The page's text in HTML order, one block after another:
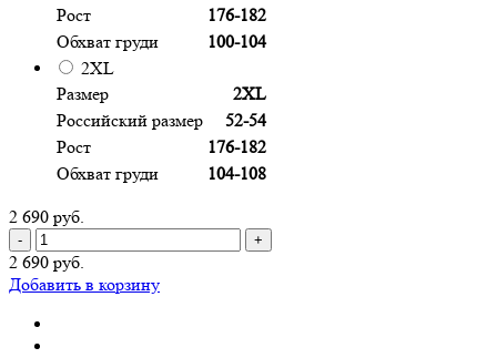
Рост
176-182
Обхват груди
100-104
2XL
Размер
2XL
Российский размер
52-54
Рост
176-182
Обхват груди
104-108
2 690 руб.
- +
2 690 руб.
Добавить в корзину